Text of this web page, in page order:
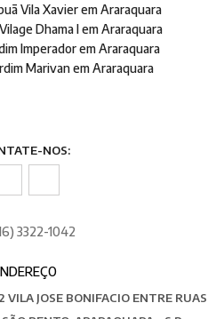
Vila Xavier em Araraquara
Dhama I em Araraquara
Imperador em Araraquara
Marivan em Araraquara
NOS:
3322-1042
JOSE BONIFACIO ENTRE RUAS